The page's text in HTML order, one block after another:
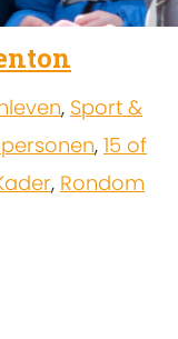
, Sport &
, 15 of
, Rondom